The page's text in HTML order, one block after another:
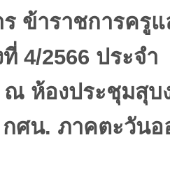
ข้าราชการครูแ
4/2566 ประจำ
ณ ห้องประชุมสุบ
ศน. ภาคตะวันอ